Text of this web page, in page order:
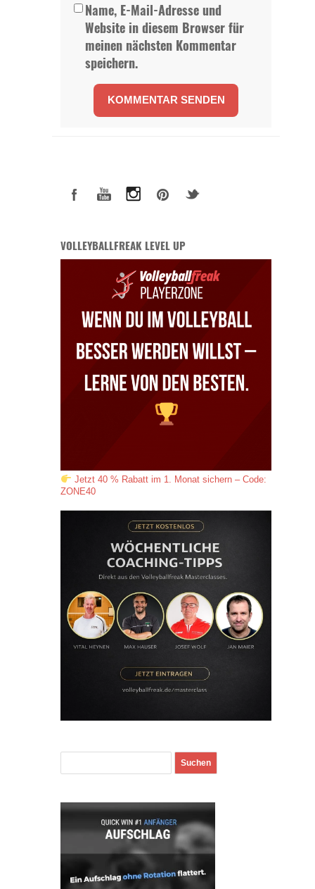
Name, E-Mail-Adresse und
Website in diesem Browser für
meinen nächsten Kommentar
speichern.
VOLLEYBALLFREAK LEVEL UP
Jetzt 40 % Rabatt im 1. Monat sichern – Code:
ZONE40